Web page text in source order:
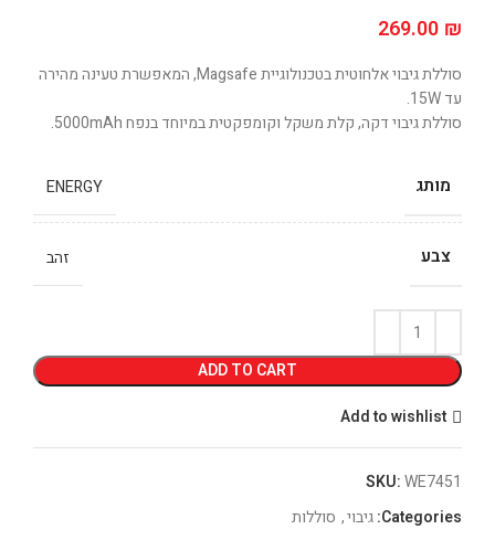
269.00 ₪
סוללת גיבוי אלחוטית בטכנולוגיית Magsafe, המאפשרת טעינה מהירה
עד 15W.
סוללת גיבוי דקה, קלת משקל וקומפקטית במיוחד בנפח 5000mAh.
מותג ENERGY
צבע זהב
ADD TO CART
Add to wishlist
SKU:WE7451
Categories: גיבוי, סוללות